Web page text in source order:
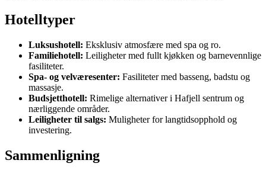
Hotelltyper
Luksushotell: Eksklusiv atmosfære med spa og ro.
Familiehotell: Leiligheter med fullt kjøkken og barnevennlige
fasiliteter.
Spa- og velværesenter: Fasiliteter med basseng, badstu og
massasje.
Budsjetthotell: Rimelige alternativer i Hafjell sentrum og
nærliggende områder.
Leiligheter til salgs: Muligheter for langtidsopphold og
investering.
Sammenligning